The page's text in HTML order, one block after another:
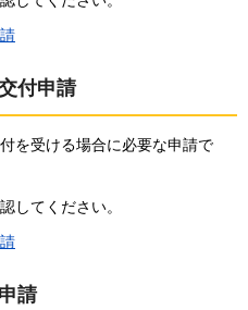
付申請
を受ける場合に必要な申請で
してください。
請